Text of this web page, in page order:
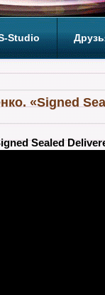
Studio
«Signed
Sealed